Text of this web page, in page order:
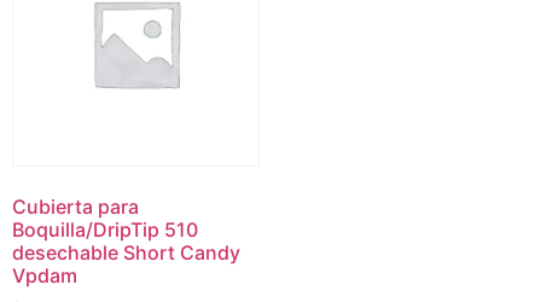
Cubierta para
Boquilla/DripTip 510
desechable Short Candy
Vpdam